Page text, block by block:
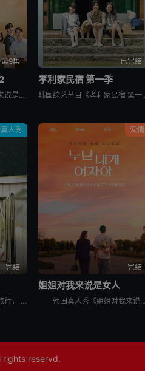
9集
韩国综艺节目《姐姐对我来说是女人2》又名：Noona is a Woman to Me 2，讲述了：节目旨在开掘为了事业而度过激烈的时间还没有找到爱情的女性和在爱情面前相信年龄只是数字的男性之间的罗曼
已完结
孝利家民宿 第一季
韩国综艺节目《孝利家民宿 第一季》又名：孝利家的民宿
真人秀
完结
不是只去身体的平凡旅行， &nbsp; &nbsp; &nbsp; &nbsp; &nbsp; &nbsp; &nbsp; &nbsp; &nbsp; &nbsp; &nbsp; &nbsp; &
爱情
完结
姐姐对我来说是女人
韩国真人秀《姐姐对我来说是女人》讲述了，超越年龄差距这一现实的障碍，在爱情面前果敢坦率的姐弟恋男女们挑性真诚的恋爱细胞再生真人秀。
rights reservd.